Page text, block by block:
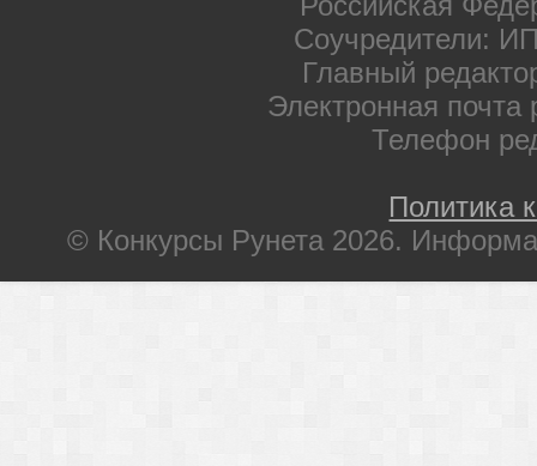
Соучредители:
Главный
Электронная почта
Телефон
Политика
© Конкурсы Рунета 2026.